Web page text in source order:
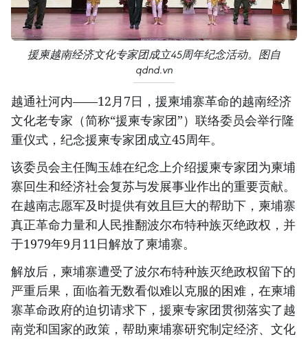
援柬越南经济文化专家团成立45周年纪念活动。图自
qdnd.vn
越通社河内——12月7日，援柬埔寨革命的越南经济
文化老专家（简称“援柬专家团”）联络委员会举行隆
重仪式，纪念援柬专家团成立45周年。
该委员会主任陶玉雄在纪念上介绍援柬专家团为柬埔
寨回生和经济社会复苏与发展事业作出的重要贡献。
在越南志愿军及时提供有效且巨大的帮助下，柬埔寨
真正革命力量和人民推翻波尔布特种族灭绝政权，并
于1979年9月11日解放了柬埔寨。
解放后，柬埔寨遭受了波尔布特种族灭绝政权留下的
严重后果，面临着无数看似难以克服的困难，在柬埔
寨革命政府的迫切请求下，援柬专家团贯彻落实了越
南党和国家的政策，帮助柬埔寨研究制定经济、文化